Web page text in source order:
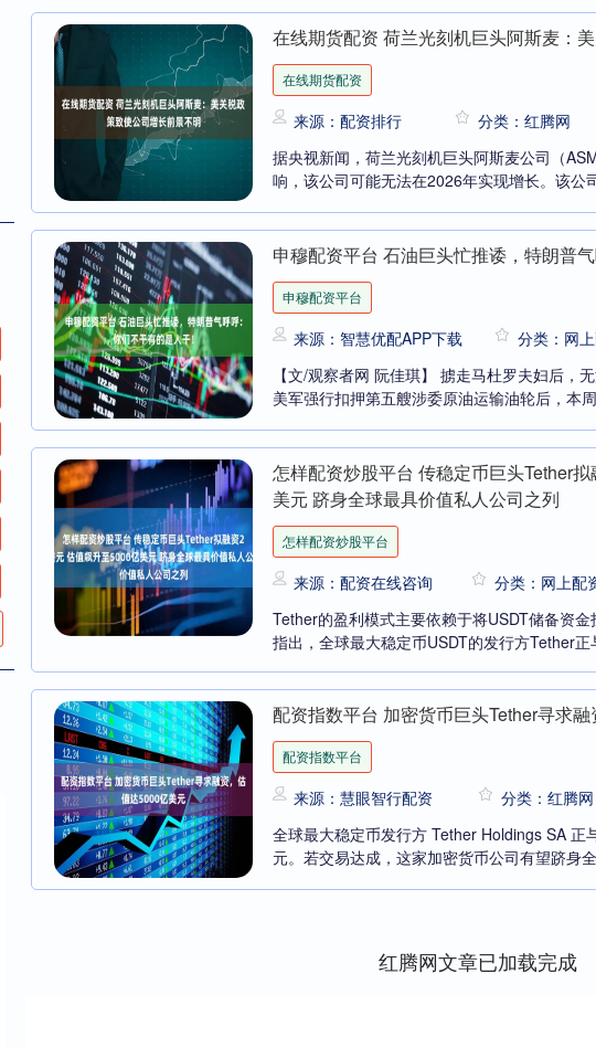
在线期货配资 荷兰光刻机巨头阿斯麦：
在线期货配资
来源：配资排行 分类：红腾网
据央视新闻，荷兰光刻机巨头阿斯麦公司（
响，该公司可能无法在2026年实现增长。该公
申穆配资平台 石油巨头忙推诿，特朗普
申穆配资平台
来源：智慧优配APP下载 分类：网
【文/观察者网 阮佳琪】 掳走马杜罗夫妇后，
美军强行扣押第五艘涉委原油运输油轮后，本
怎样配资炒股平台 传稳定币巨头Tether
美元 跻身全球最具价值私人公司之列
怎样配资炒股平台
来源：配资在线咨询 分类：网上配
Tether的盈利模式主要依赖于将USDT储备资
指出，全球最大稳定币USDT的发行方Tether
配资指数平台 加密货币巨头Tether寻求
配资指数平台
来源：慧眼智行配资 分类：红腾网
全球最大稳定币发行方 Tether Holdings SA
元。若交易达成，这家加密货币公司有望跻身
红腾网文章已加载完成